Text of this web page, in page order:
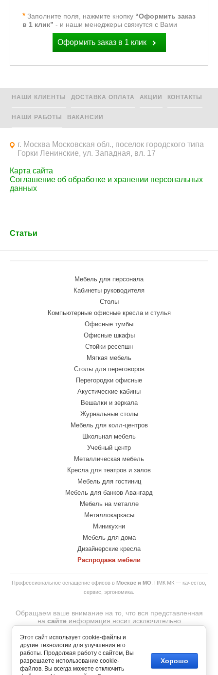
Оформить заказ в 1 клик
Заполните поля, нажмите кнопку “Оформить заказ
в 1 клик” - и наши менеджеры свяжутся с Вами
НАШИ КЛИЕНТЫ ДОСТАВКА ОПЛАТА АКЦИИ КОНТАКТЫ
НАШИ РАБОТЫ ВАКАНСИИ
Статьи
г. Москва Московская обл., поселок городского типа
Горки Ленинские, ул. Западная, вл. 17
Карта сайта
Соглашение об обработке и хранении персональных
данных
Мебель для персонала
Кабинеты руководителя
Столы
Компьютерные офисные кресла и стулья
Офисные тумбы
Офисные шкафы
Стойки ресепшн
Мягкая мебель
Столы для переговоров
Перегородки офисные
Акустические кабины
Вешалки и зеркала
Журнальные столы
Мебель для колл-центров
Школьная мебель
Учебный центр
Металлическая мебель
Кресла для театров и залов
Мебель для гостиниц
Мебель для банков Авангард
Мебель на металле
Металлокаркасы
Миникухни
Мебель для дома
Дизайнерские кресла
Распродажа мебели
Профессиональное оснащение офисов в Москве и МО . ПМК МК — качество,
сервис, эргономика.
Обращаем ваше внимание на то, что вся представленная
на сайтеинформация носит исключительно
информационный характер и ни при каких
условияхне является публичной
© 2007-2026 Copyright
ООО "ПМК МЕБЕЛЬНАЯ КОМПАНИЯ"— интернет-магазин
офисной и домашней мебели.
.
Этот сайт использует cookie-файлы и
другие технологии для улучшения его
работы. Продолжая работу с сайтом, Вы
разрешаете использование cookie-
файлов. Вы всегда можете отключить
Хорошо